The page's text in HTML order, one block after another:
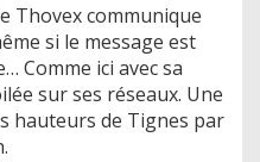
Thovex communique
si le message est
Comme ici avec sa
sur ses réseaux. Une
hauteurs de Tignes par